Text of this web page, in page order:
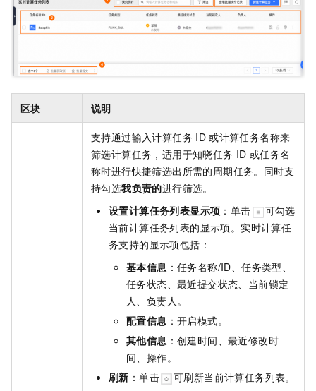
区块 说明
支持通过输入计算任务 ID 或计算任务名称来
筛选计算任务，适用于知晓任务 ID 或任务名
称时进行快捷筛选出所需的周期任务。同时支
持勾选我负责的进行筛选。
设置计算任务列表显示项 ：单击
可勾选
当前计算任务列表的显示项。实时计算任
务支持的显示项包括：
基本信息 ：任务名称/ID、任务类型、
任务状态、最近提交状态、当前锁定
人、负责人。
配置信息 ：开启模式。
其他信息 ：创建时间、最近修改时
间、操作。
刷新 ：单击
可刷新当前计算任务列表。